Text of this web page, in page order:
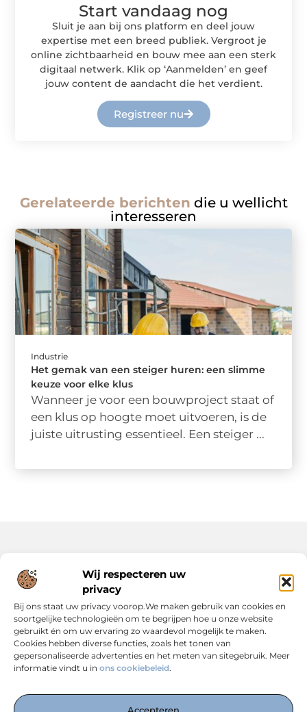
Wij respecteren uw
privacy
Bij ons staat uw privacy voorop.We maken gebruik van cookies en
soortgelijke technologieën om te begrijpen hoe u onze website
gebruikt én om uw ervaring zo waardevol mogelijk te maken.
Cookies hebben diverse functies, zoals het tonen van
gepersonaliseerde advertenties en het meten van sitegebruik. Meer
informatie vindt u in ons cookiebeleid.
Accepteren
Start vandaag nog
Sluit je aan bij ons platform en deel jouw
expertise met een breed publiek. Vergroot je
online zichtbaarheid en bouw mee aan een sterk
digitaal netwerk. Klik op ‘Aanmelden’ en geef
jouw content de aandacht die het verdient.
Registreer nu
Gerelateerde berichten die u wellicht
interesseren
Industrie
Het gemak van een steiger huren: een slimme
keuze voor elke klus
Wanneer je voor een bouwproject staat of
een klus op hoogte moet uitvoeren, is de
juiste uitrusting essentieel. Een steiger ...
Onze informatie